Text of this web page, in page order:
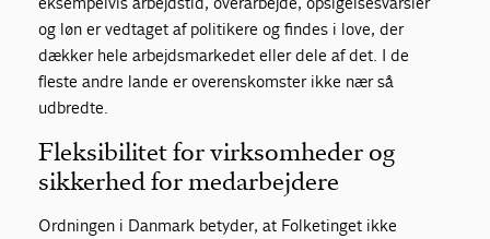
og løn er vedtaget af politikere og findes i love, der
dækker hele arbejdsmarkedet eller dele af det. I de
fleste andre lande er overenskomster ikke nær så
udbredte.
Fleksibilitet for virksomheder og
sikkerhed for medarbejdere
Ordningen i Danmark betyder, at Folketinget ikke